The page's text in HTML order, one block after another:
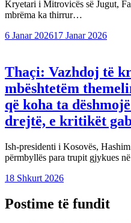
Kryetari i Mitrovicës së Jugut,
mbrëma ka thirrur…
6 Janar 202617 Janar 2026
Thaçi: Vazhdoj të
mbështetëm
që koha ta
drejtë, e kritikët
Ish-presidenti i Kosovës,
përmbyllës para trupit gjykues
18 Shkurt 2026
Postime të fundit